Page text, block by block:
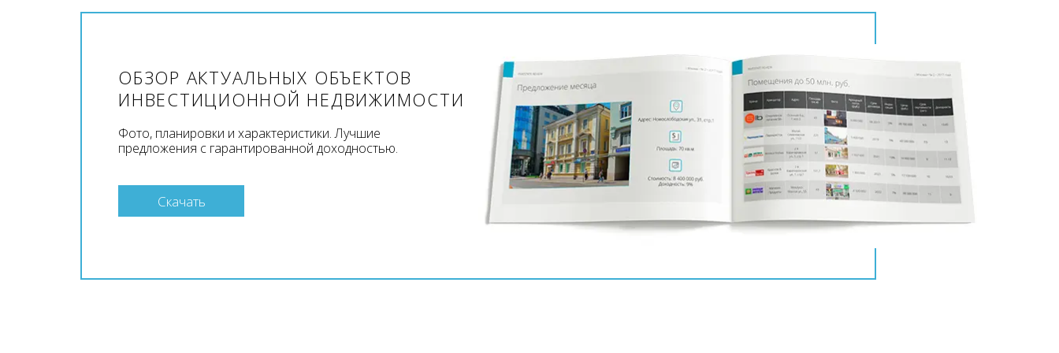
ОБЗОР АКТУАЛЬНЫХ ОБЪЕКТОВ
ИНВЕСТИЦИОННОЙ НЕДВИЖИМОСТИ
Фото, планировки и характеристики. Лучшие
предложения с гарантированной доходностью.
Скачать